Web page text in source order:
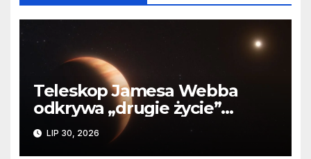
Teleskop Jamesa Webba
odkrywa „drugie życie”
planety krążącej wokół
martwej gwiazdy
LIP 30, 2026